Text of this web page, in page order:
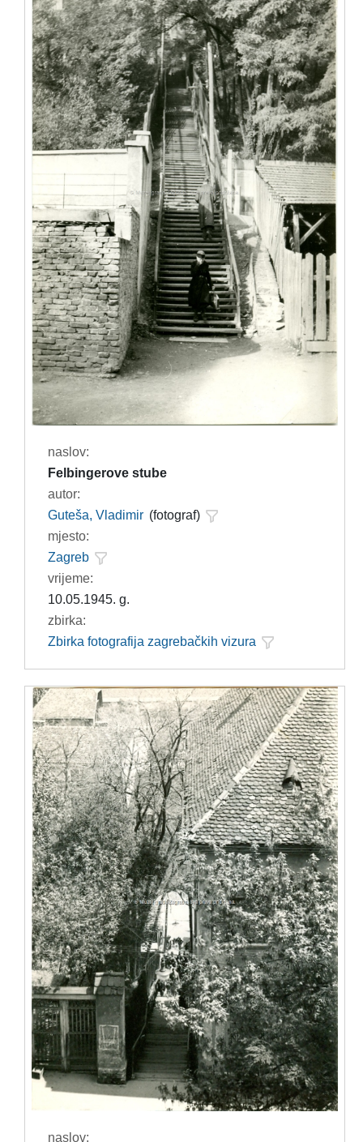
naslov:
Felbingerove stube
autor:
Guteša, Vladimir (fotograf)
mjesto:
Zagreb
vrijeme:
10.05.1945. g.
zbirka:
Zbirka fotografija zagrebačkih vizura
naslov: